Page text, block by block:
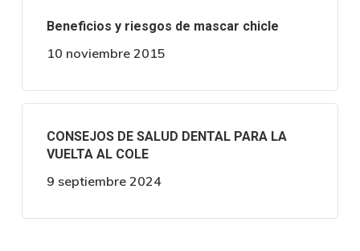
Beneficios y riesgos de mascar chicle
10 noviembre 2015
CONSEJOS DE SALUD DENTAL PARA LA
VUELTA AL COLE
9 septiembre 2024